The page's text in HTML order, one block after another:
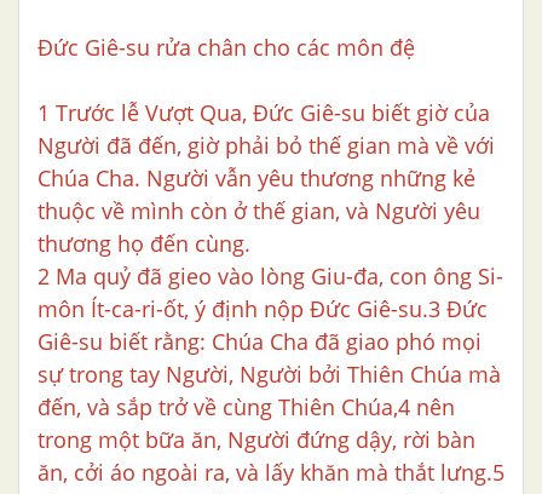
Đức Giê-su rửa chân cho các môn đệ
1 Trước lễ Vượt Qua, Đức Giê-su biết giờ của
Người đã đến, giờ phải bỏ thế gian mà về với
Chúa Cha. Người vẫn yêu thương những kẻ
thuộc về mình còn ở thế gian, và Người yêu
thương họ đến cùng.
2 Ma quỷ đã gieo vào lòng Giu-đa, con ông Si-
môn Ít-ca-ri-ốt, ý định nộp Đức Giê-su.3 Đức
Giê-su biết rằng: Chúa Cha đã giao phó mọi
sự trong tay Người, Người bởi Thiên Chúa mà
đến, và sắp trở về cùng Thiên Chúa,4 nên
trong một bữa ăn, Người đứng dậy, rời bàn
ăn, cởi áo ngoài ra, và lấy khăn mà thắt lưng.5